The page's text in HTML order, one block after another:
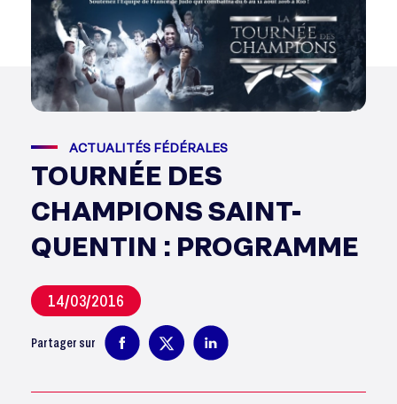
ACTUALITÉS FÉDÉRALES
TOURNÉE DES
CHAMPIONS SAINT-
QUENTIN : PROGRAMME
14/03/2016
Partager sur